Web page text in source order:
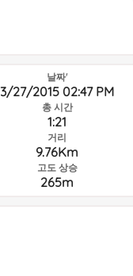
날짜'
3/27/2015 02:47 PM
총 시간
1:21
거리
9.76Km
고도 상승
265m